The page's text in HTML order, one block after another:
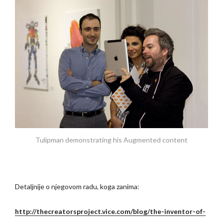
Tulipman demonstrating his Augmented content
Detaljnije o njegovom radu, koga zanima:
http://thecreatorsproject.vice.com/blog/the-inventor-of-